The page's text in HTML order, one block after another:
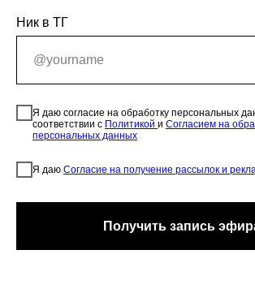
Ник в ТГ
Я даю согласие на обработку персональных
соответствии с Политикой и Согласием на
персональных данных
Я даю Согласие на получение рассылок и
Получить запись